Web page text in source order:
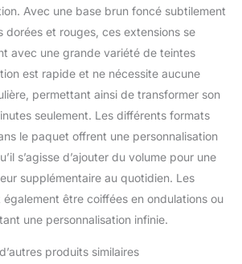
Avec une base brun foncé subtilement
dorées et rouges, ces extensions se
avec une grande variété de teintes
est rapide et ne nécessite aucune
permettant ainsi de transformer son
seulement. Les différents formats
le paquet offrent une personnalisation
s’agisse d’ajouter du volume pour une
supplémentaire au quotidien. Les
être coiffées en ondulations ou
une personnalisation infinie.
produits similaires